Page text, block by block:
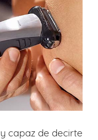
capaz de decirte